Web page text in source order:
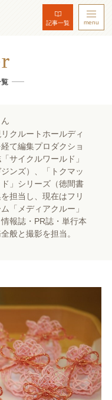
記事一覧 menu
覧
クルートホールディ
て編集プロダクショ
サイクルワールド」
ジンズ）、「トクマッ
」シリーズ（徳間書
担当し、現在はフリ
「メディアクルー」
報誌・PR誌・単行本
般と撮影を担当。